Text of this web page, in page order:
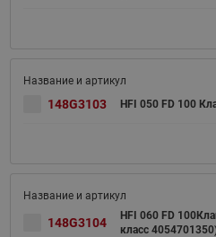
148G3103 HFI 050 FD 100
148G3104
HFI 060 FD
класс